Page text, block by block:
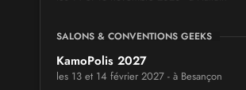
SALONS & CONVENTIONS GEEKS
KamoPolis 2027
les 13 et 14 février 2027 - à Besançon